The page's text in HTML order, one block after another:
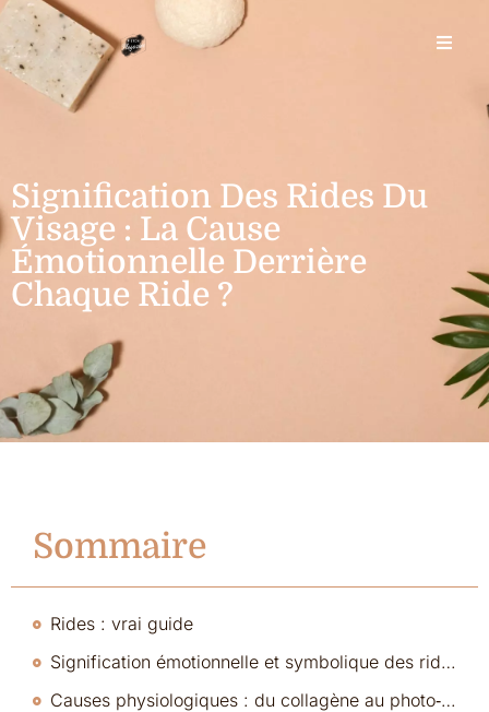
Signification Des Rides Du
Visage : La Cause
Émotionnelle Derrière
Chaque Ride ?
Sommaire
Rides : vrai guide
Signification émotionnelle et symbolique des rides
Causes physiologiques : du collagène au photo‑vieillissement